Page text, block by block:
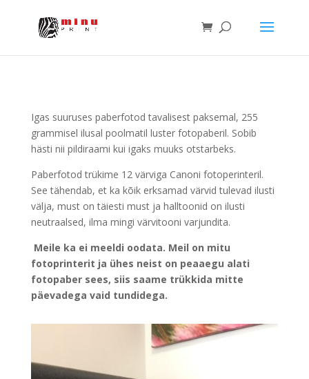
Igas suuruses paberfotod tavalisest paksemal, 255
grammisel ilusal poolmatil luster fotopaberil. Sobib
hästi nii pildiraami kui igaks muuks otstarbeks.
Paberfotod trükime 12 värviga Canoni fotoperinteril.
See tähendab, et ka kõik erksamad värvid tulevad ilusti
välja, must on täiesti must ja halltoonid on ilusti
neutraalsed, ilma mingi värvitooni varjundita.
Meile ka ei meeldi oodata. Meil on mitu
fotoprinterit ja ühes neist on peaaegu alati
fotopaber sees, siis saame trükkida mitte
päevadega vaid tundidega.